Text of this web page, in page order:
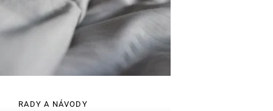
RADY A NÁVODY